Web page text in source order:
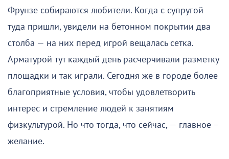
Фрунзе собираются любители. Когда с супругой
туда пришли, увидели на бетонном покрытии два
столба — на них перед игрой вещалась сетка.
Арматурой тут каждый день расчерчивали разметку
площадки и так играли. Сегодня же в городе более
благоприятные условия, чтобы удовлетворить
интерес и стремление людей к занятиям
физкультурой. Но что тогда, что сейчас, — главное –
желание.